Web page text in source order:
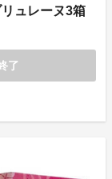
ュレーヌ3箱
了